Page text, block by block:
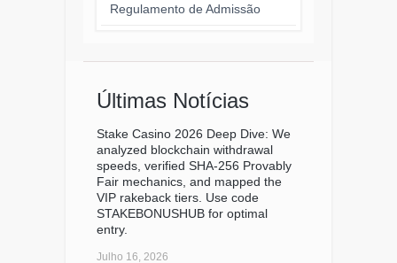
Regulamento de Admissão
Últimas Notícias
Stake Casino 2026 Deep Dive: We
analyzed blockchain withdrawal
speeds, verified SHA-256 Provably
Fair mechanics, and mapped the
VIP rakeback tiers. Use code
STAKEBONUSHUB for optimal
entry.
Julho 16, 2026